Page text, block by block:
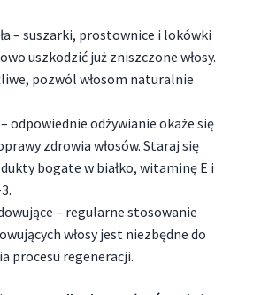
– suszarki, prostownice i lokówki
uszkodzić już zniszczone włosy.
pozwól włosom naturalnie
odpowiednie odżywianie okaże się
zdrowia włosów. Staraj się
bogate w białko, witaminę E i
– regularne stosowanie
włosy jest niezbędne do
procesu regeneracji.